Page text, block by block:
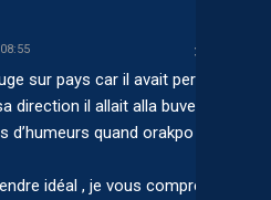
sur pays car il avait perdu le
direction il allait alla buvette.
quand orakpo a
idéal , je vous comprends.